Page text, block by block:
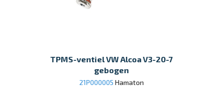
TPMS-ventiel VW Alcoa V3-20-7
gebogen
21P000005 Hamaton